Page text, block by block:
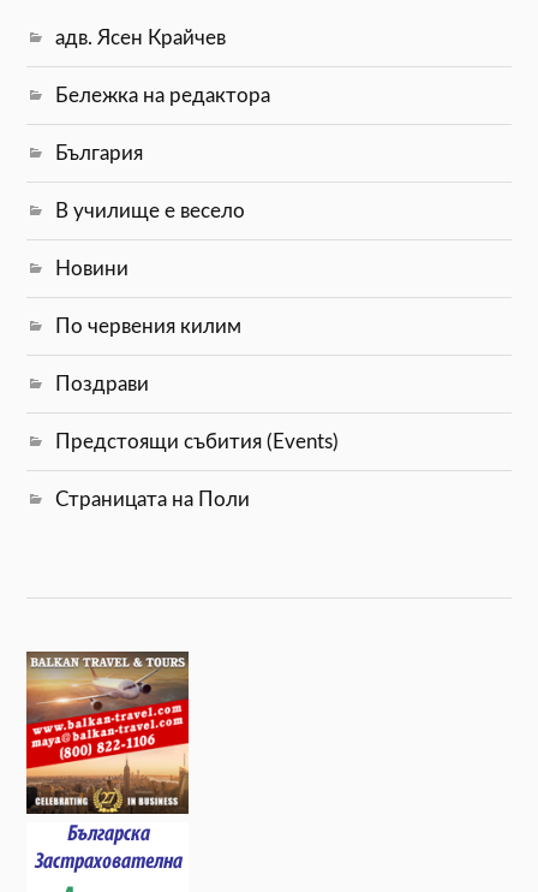
адв. Ясен Крайчев
Бележка на редактора
България
В училище е весело
Новини
По червения килим
Поздрави
Предстоящи събития (Events)
Страницата на Поли